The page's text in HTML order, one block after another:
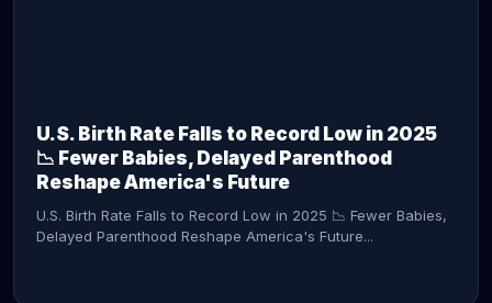
U.S. Birth Rate Falls to Record Low in 2025
📉 Fewer Babies, Delayed Parenthood
Reshape America's Future
U.S. Birth Rate Falls to Record Low in 2025 📉 Fewer Babies,
Delayed Parenthood Reshape America's Future...